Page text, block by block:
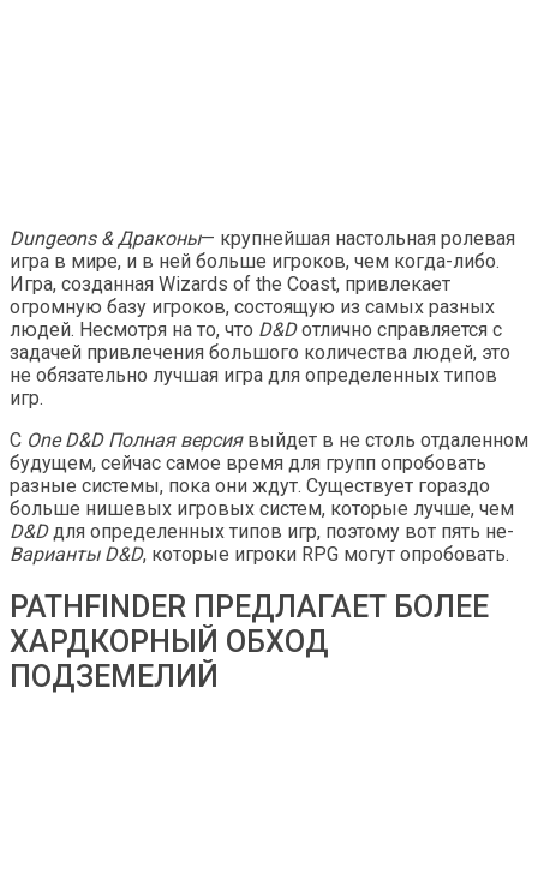
Dungeons & Драконы— крупнейшая настольная ролевая
игра в мире, и в ней больше игроков, чем когда-либо.
Игра, созданная Wizards of the Coast, привлекает
огромную базу игроков, состоящую из самых разных
людей. Несмотря на то, что D&Dотлично справляется с
задачей привлечения большого количества людей, это
не обязательно лучшая игра для определенных типов
игр.
С One D&D Полная версия выйдет в не столь отдаленном
будущем, сейчас самое время для групп опробовать
разные системы, пока они ждут. Существует гораздо
больше нишевых игровых систем, которые лучше, чем
D&Dдля определенных типов игр, поэтому вот пять не-
Варианты D&D, которые игроки RPG могут опробовать.
PATHFINDER ПРЕДЛАГАЕТ БОЛЕЕ
ХАРДКОРНЫЙ ОБХОД
ПОДЗЕМЕЛИЙ